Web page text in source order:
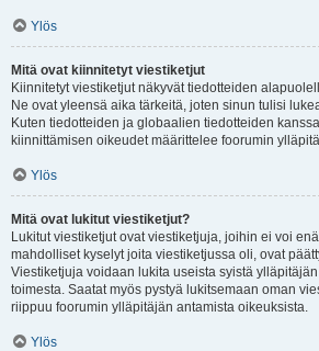
Ylös
Mitä ovat kiinnitetyt viestiketjut
Kiinnitetyt viestiketjut näkyvät tiedotteiden
Ne ovat yleensä aika tärkeitä, joten sinun tulisi
Kuten tiedotteiden ja globaalien tiedotteiden
kiinnittämisen oikeudet määrittelee foorumin
Ylös
Mitä ovat lukitut viestiketjut?
Lukitut viestiketjut ovat viestiketjuja, joihin ei voi
mahdolliset kyselyt joita viestiketjussa oli, ovat
Viestiketjuja voidaan lukita useista syistä
toimesta. Saatat myös pystyä lukitsemaan oman
riippuu foorumin ylläpitäjän antamista oikeuksista.
Ylös